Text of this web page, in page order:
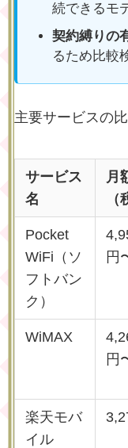
続できるモ
契約縛りの
るため比較
主要サービスの
サービス
名
月
（
Pocket
WiFi（ソ
フトバン
ク）
円
WiMAX
円
楽天モバ
イル